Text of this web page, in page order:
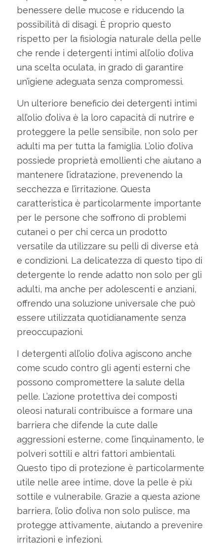
benessere delle mucose e riducendo la
possibilità di disagi. È proprio questo
rispetto per la fisiologia naturale della pelle
che rende i detergenti intimi all’olio d’oliva
una scelta oculata, in grado di garantire
un’igiene adeguata senza compromessi.
Un ulteriore beneficio dei detergenti intimi
all’olio d’oliva è la loro capacità di nutrire e
proteggere la pelle sensibile, non solo per
adulti ma per tutta la famiglia. L’olio d’oliva
possiede proprietà emollienti che aiutano a
mantenere l’idratazione, prevenendo la
secchezza e l’irritazione. Questa
caratteristica è particolarmente importante
per le persone che soffrono di problemi
cutanei o per chi cerca un prodotto
versatile da utilizzare su pelli di diverse età
e condizioni. La delicatezza di questo tipo di
detergente lo rende adatto non solo per gli
adulti, ma anche per adolescenti e anziani,
offrendo una soluzione universale che può
essere utilizzata quotidianamente senza
preoccupazioni.
I detergenti all’olio d’oliva agiscono anche
come scudo contro gli agenti esterni che
possono compromettere la salute della
pelle. L’azione protettiva dei composti
oleosi naturali contribuisce a formare una
barriera che difende la cute dalle
aggressioni esterne, come l’inquinamento, le
polveri sottili e altri fattori ambientali.
Questo tipo di protezione è particolarmente
utile nelle aree intime, dove la pelle è più
sottile e vulnerabile. Grazie a questa azione
barriera, l’olio d’oliva non solo pulisce, ma
protegge attivamente, aiutando a prevenire
irritazioni e infezioni.